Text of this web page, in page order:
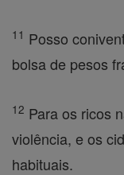
11 Posso
bolsa de pesos
12 Para os ricos
violência, e os
habituais.